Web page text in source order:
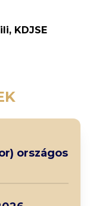
KDJSE
országos